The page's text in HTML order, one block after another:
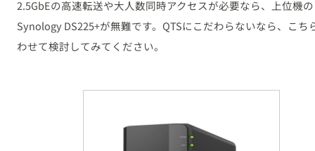
2.5GbEの高速転送や大人数同時アクセスが必要なら、上位機の
Synology DS225+が無難です。QTSにこだわらないなら、こち
わせて検討してみてください。